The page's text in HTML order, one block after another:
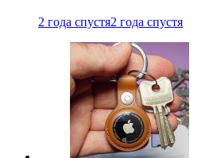
2 года спустя2 года спустя